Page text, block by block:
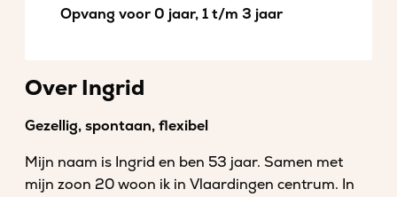
Opvang voor 0 jaar, 1 t/m 3 jaar
Over Ingrid
Gezellig, spontaan, flexibel
Mijn naam is Ingrid en ben 53 jaar. Samen met
mijn zoon 20 woon ik in Vlaardingen centrum. In